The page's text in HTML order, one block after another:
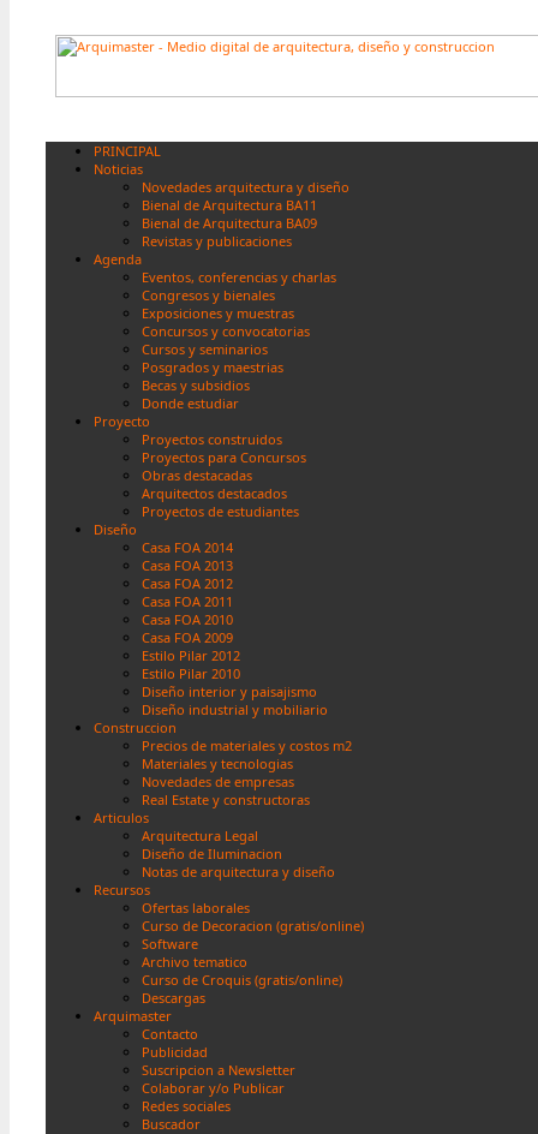
PRINCIPAL
Noticias
Novedades arquitectura y diseño
Bienal de Arquitectura BA11
Bienal de Arquitectura BA09
Revistas y publicaciones
Agenda
Eventos, conferencias y charlas
Congresos y bienales
Exposiciones y muestras
Concursos y convocatorias
Cursos y seminarios
Posgrados y maestrias
Becas y subsidios
Donde estudiar
Proyecto
Proyectos construidos
Proyectos para Concursos
Obras destacadas
Arquitectos destacados
Proyectos de estudiantes
Diseño
Casa FOA 2014
Casa FOA 2013
Casa FOA 2012
Casa FOA 2011
Casa FOA 2010
Casa FOA 2009
Estilo Pilar 2012
Estilo Pilar 2010
Diseño interior y paisajismo
Diseño industrial y mobiliario
Construccion
Precios de materiales y costos m2
Materiales y tecnologias
Novedades de empresas
Real Estate y constructoras
Articulos
Arquitectura Legal
Diseño de Iluminacion
Notas de arquitectura y diseño
Recursos
Ofertas laborales
Curso de Decoracion (gratis/online)
Software
Archivo tematico
Curso de Croquis (gratis/online)
Descargas
Arquimaster
Contacto
Publicidad
Suscripcion a Newsletter
Colaborar y/o Publicar
Redes sociales
Buscador